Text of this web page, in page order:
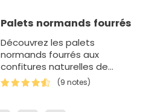
Palets normands fourrés
Découvrez les palets
normands fourrés aux
confitures naturelles de
normandie.
(9 notes)